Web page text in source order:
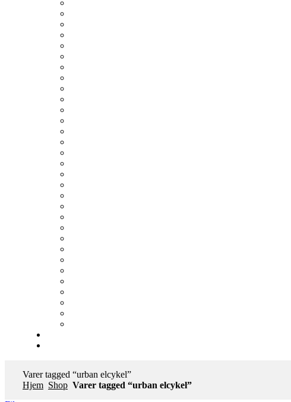
Varer tagged “urban elcykel”
Hjem Shop Varer tagged “urban elcykel”